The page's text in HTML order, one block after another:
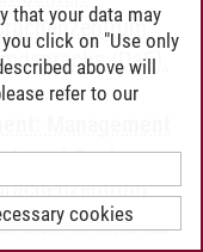
(DaF).
Management
Center:
(DaF).
that your data may
click on "Use only
above will
refer to our
cookies